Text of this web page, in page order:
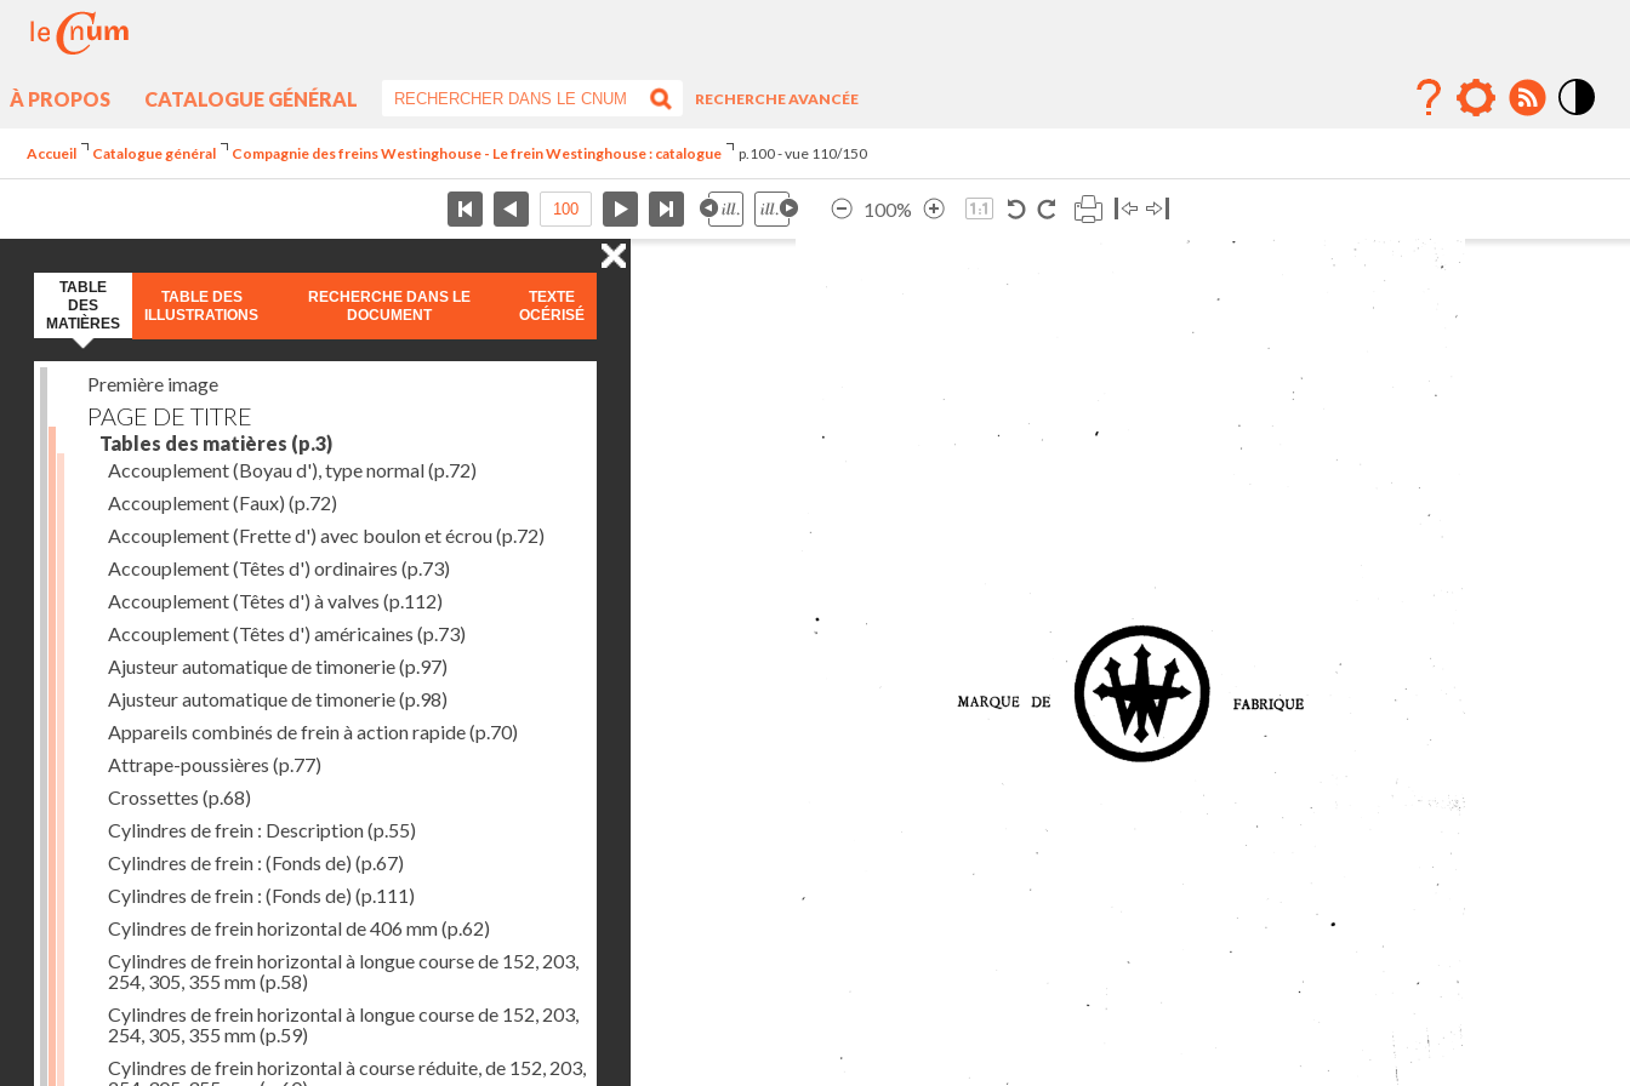
À PROPOS CATALOGUE GÉNÉRAL
RECHERCHE AVANCÉE
Accueil Catalogue général Compagnie des freins Westinghouse - Le frein Westinghouse : catalogue p.100 - vue 110/150
100%
TABLE
DES
MATIÈRES
TABLE DES
ILLUSTRATIONS
RECHERCHE DANS LE
DOCUMENT
TEXTE
OCÉRISÉ
Première image
PAGE DE TITRE
Tables des matières (p.3)
Accouplement (Boyau d'), type normal(p.72)
Accouplement (Faux) (p.72)
Accouplement (Frette d') avec boulon et écrou(p.72)
Accouplement (Têtes d') ordinaires (p.73)
Accouplement (Têtes d') à valves (p.112)
Accouplement (Têtes d') américaines (p.73)
Ajusteur automatique de timonerie(p.97)
Ajusteur automatique de timonerie(p.98)
Appareils combinés de frein à action rapide(p.70)
Attrape-poussières (p.77)
Crossettes (p.68)
Cylindres de frein : Description(p.55)
Cylindres de frein : (Fonds de) (p.67)
Cylindres de frein : (Fonds de) (p.111)
Cylindres de frein horizontal de 406 mm(p.62)
Cylindres de frein horizontal à longue course de 152, 203,
254, 305, 355 mm(p.58)
Cylindres de frein horizontal à longue course de 152, 203,
254, 305, 355 mm(p.59)
Cylindres de frein horizontal à course réduite, de 152, 203,